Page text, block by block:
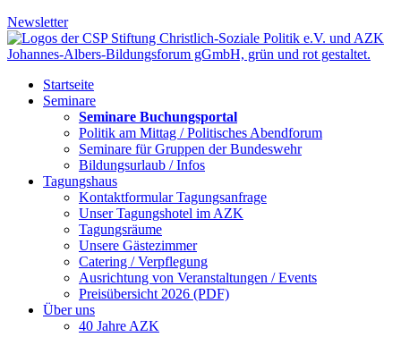
Newsletter
Startseite
Seminare
Seminare Buchungsportal
Politik am Mittag / Politisches Abendforum
Seminare für Gruppen der Bundeswehr
Bildungsurlaub / Infos
Tagungshaus
Kontaktformular Tagungsanfrage
Unser Tagungshotel im AZK
Tagungsräume
Unsere Gästezimmer
Catering / Verpflegung
Ausrichtung von Veranstaltungen / Events
Preisübersicht 2026 (PDF)
Über uns
40 Jahre AZK